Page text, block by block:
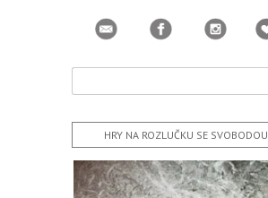
HRY NA ROZLUČKU SE SVOBODOU